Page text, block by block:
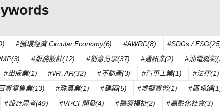
#循環經濟 Circular Economy(6) #AWRD(8) #SDGs /
#服務設計(12) #創意分享(37) #通訊業(2) #油電燃氣
#出版業(1) #VR．AR(32) #不動產(3) #汽車工業(1) #法律(1)
貨零售業(13) #珠寶業(1) #建築(5) #虛擬貨幣(1) #區塊鏈
#設計思考(49) #VI・CI 開發(4) #醫療福祉(2) #高齡化社會(3)